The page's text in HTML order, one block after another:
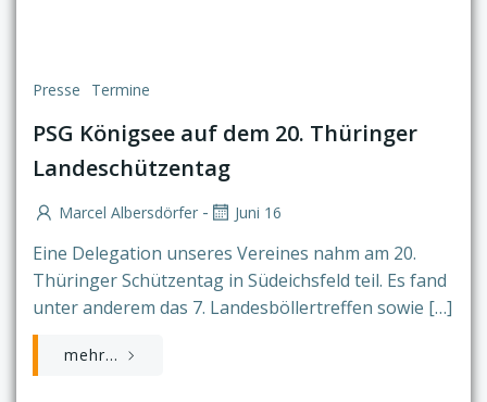
Presse Termine
PSG Königsee auf dem 20. Thüringer
Landeschützentag
Marcel Albersdörfer - Juni 16
Eine Delegation unseres Vereines nahm am 20.
Thüringer Schützentag in Südeichsfeld teil. Es fand
unter anderem das 7. Landesböllertreffen sowie […]
mehr...